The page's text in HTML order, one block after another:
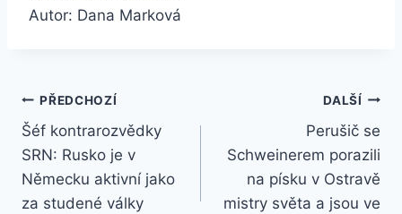
Autor: Dana Marková
Navigace
pro
příspěvek
PŘEDCHOZÍ
Šéf kontrarozvědky
SRN: Rusko je v
Německu aktivní jako
za studené války
DALŠÍ
Perušič se
Schweinerem porazili
na písku v Ostravě
mistry světa a jsou ve